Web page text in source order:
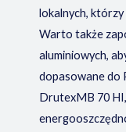
lokalnych, którzy
Warto także
aluminiowych,
dopasowane do
DrutexMB 70